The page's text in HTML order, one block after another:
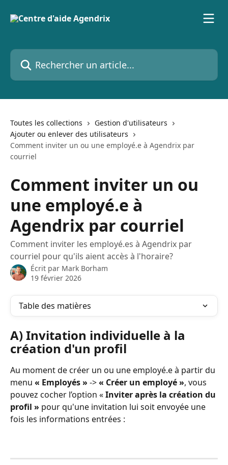
Rechercher un article...
Toutes les collections
Gestion d'utilisateurs
Ajouter ou enlever des utilisateurs
Comment inviter un ou une employé.e à Agendrix par
courriel
Comment inviter un ou
une employé.e à
Agendrix par courriel
Comment inviter les employé.es à Agendrix par
courriel pour qu'ils aient accès à l'horaire?
Écrit par Mark Borham
19 février 2026
Table des matières
A) Invitation individuelle à la
création d'un profil
Au moment de créer un ou une employé.e à partir du
menu « Employés » -> « Créer un employé », vous
pouvez cocher l’option « Inviter après la création du
profil » pour qu'une invitation lui soit envoyée une
fois les informations entrées :